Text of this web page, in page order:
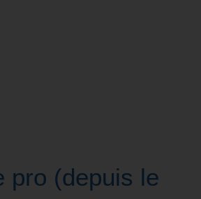
pro (depuis le